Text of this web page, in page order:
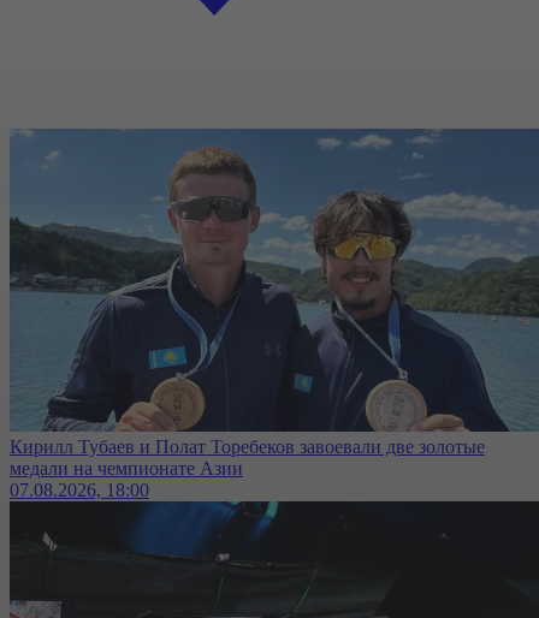
Кирилл Тубаев и Полат Торебеков завоевали две золотые
медали на чемпионате Азии
07.08.2026, 18:00